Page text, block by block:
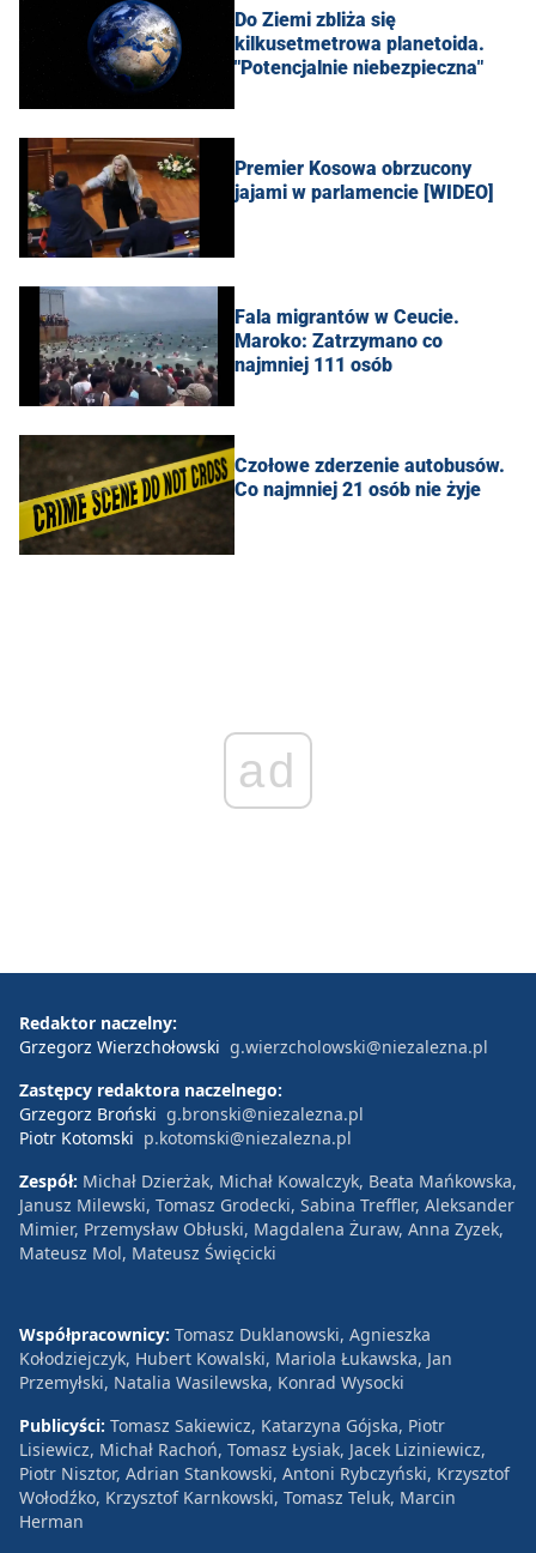
Do Ziemi zbliża się
kilkusetmetrowa planetoida.
"Potencjalnie niebezpieczna"
Premier Kosowa obrzucony
jajami w parlamencie [WIDEO]
Fala migrantów w Ceucie.
Maroko: Zatrzymano co
najmniej 111 osób
Czołowe zderzenie autobusów.
Co najmniej 21 osób nie żyje
ad
Redaktor naczelny:
Grzegorz Wierzchołowski g.wierzcholowski@niezalezna.pl
Zastępcy redaktora naczelnego:
Grzegorz Broński g.bronski@niezalezna.pl
Piotr Kotomski p.kotomski@niezalezna.pl
Zespół: Michał Dzierżak, Michał Kowalczyk, Beata Mańkowska,
Janusz Milewski, Tomasz Grodecki, Sabina Treffler, Aleksander
Mimier, Przemysław Obłuski, Magdalena Żuraw, Anna Zyzek,
Mateusz Mol, Mateusz Święcicki
Współpracownicy: Tomasz Duklanowski, Agnieszka
Kołodziejczyk, Hubert Kowalski, Mariola Łukawska, Jan
Przemyłski, Natalia Wasilewska, Konrad Wysocki
Publicyści: Tomasz Sakiewicz, Katarzyna Gójska, Piotr
Lisiewicz, Michał Rachoń, Tomasz Łysiak, Jacek Liziniewicz,
Piotr Nisztor, Adrian Stankowski, Antoni Rybczyński, Krzysztof
Wołodźko, Krzysztof Karnkowski, Tomasz Teluk, Marcin
Herman